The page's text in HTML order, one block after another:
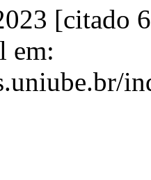
[citado
em: